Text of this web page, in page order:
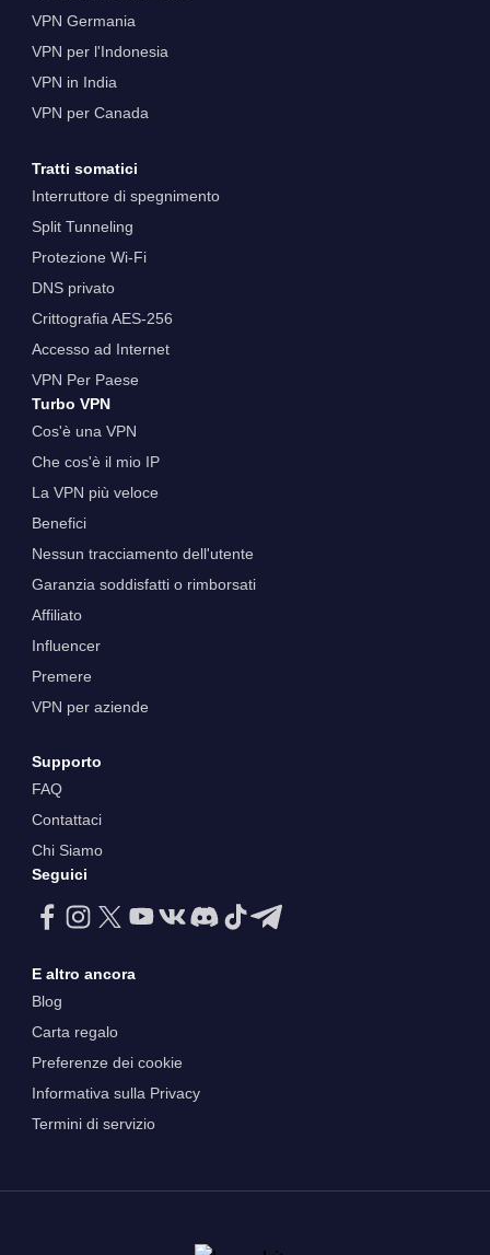
VPN Germania
VPN per l'Indonesia
VPN in India
VPN per Canada
Tratti somatici
Interruttore di spegnimento
Split Tunneling
Protezione Wi-Fi
DNS privato
Crittografia AES-256
Accesso ad Internet
VPN Per Paese
Turbo VPN
Cos'è una VPN
Che cos'è il mio IP
La VPN più veloce
Benefici
Nessun tracciamento dell'utente
Garanzia soddisfatti o rimborsati
Affiliato
Influencer
Premere
VPN per aziende
Supporto
FAQ
Contattaci
Chi Siamo
Seguici
E altro ancora
Blog
Carta regalo
Preferenze dei cookie
Informativa sulla Privacy
Termini di servizio